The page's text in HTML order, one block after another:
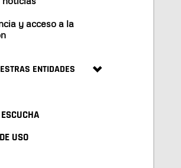
y acceso a la
ENTIDADES
USO